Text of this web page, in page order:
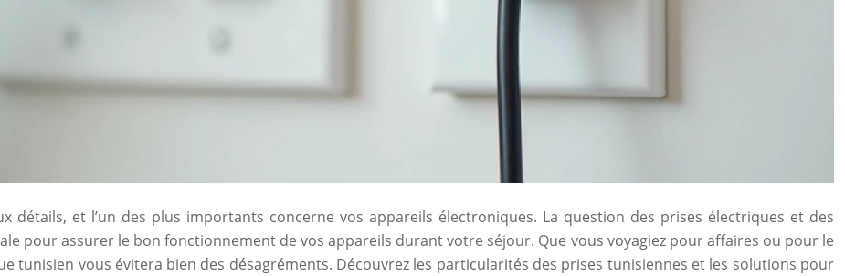
détails, et l’un des plus importants concerne vos appareils électroniques. La question des prises électriques et des
pour assurer le bon fonctionnement de vos appareils durant votre séjour. Que vous voyagiez pour affaires ou pour le
tunisien vous évitera bien des désagréments. Découvrez les particularités des prises tunisiennes et les solutions pour